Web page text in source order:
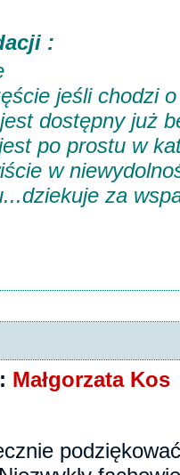
:
jeśli chodzi
dostępny już
po prostu w
w
za
Małgorzata Kos